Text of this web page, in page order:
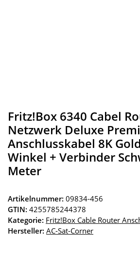
Fritz!Box 6340 Cabel
Netzwerk Deluxe
Anschlusskabel 8K
Winkel + Verbinder
Meter
Artikelnummer: 09834-456
GTIN: 4255785244378
Kategorie: Fritz!Box Cable Router
Hersteller: AC-Sat-Corner